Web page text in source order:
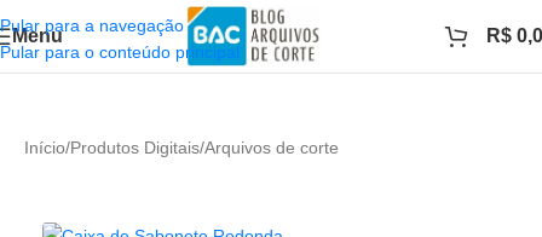
Pular para a navegação
Pular para o conteúdo principal
Menu R$
Início/Produtos Digitais/Arquivos de corte